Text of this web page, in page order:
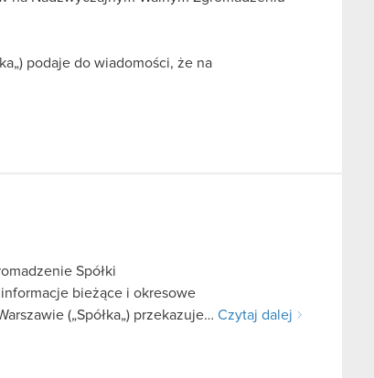
podaje do wiadomości, że na
Spółki
bieżące i okresowe
(„Spółka„) przekazuje… Czytaj dalej